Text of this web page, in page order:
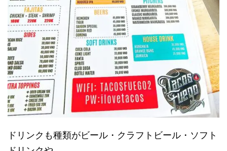
ドリンクも種類がビール・クラフトビール・ソフト